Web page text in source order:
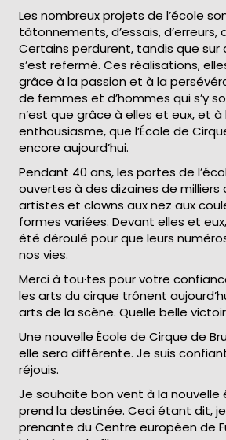
Les nombreux projets de l’école
tâtonnements, d’essais, d’erreurs,
Certains perdurent, tandis que sur
s’est refermé. Ces réalisations,
grâce à la passion et à la
de femmes et d’hommes qui s’y
n’est que grâce à elles et eux, et à
enthousiasme, que l’École de
encore aujourd’hui.
Pendant 40 ans, les portes de
ouvertes à des dizaines de milliers
artistes et clowns aux nez aux
formes variées. Devant elles et
été déroulé pour que leurs
nos vies.
Merci à tou·tes pour votre
les arts du cirque trônent
arts de la scène. Quelle belle
Une nouvelle École de Cirque de
elle sera différente. Je suis
réjouis.
Je souhaite bon vent à la nouvelle
prend la destinée. Ceci étant dit,
prenante du Centre européen de